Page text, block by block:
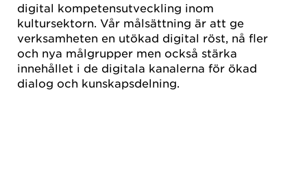
digital kompetensutveckling inom
kultursektorn. Vår målsättning är att ge
verksamheten en utökad digital röst, nå fler
och nya målgrupper men också stärka
innehållet i de digitala kanalerna för ökad
dialog och kunskapsdelning.